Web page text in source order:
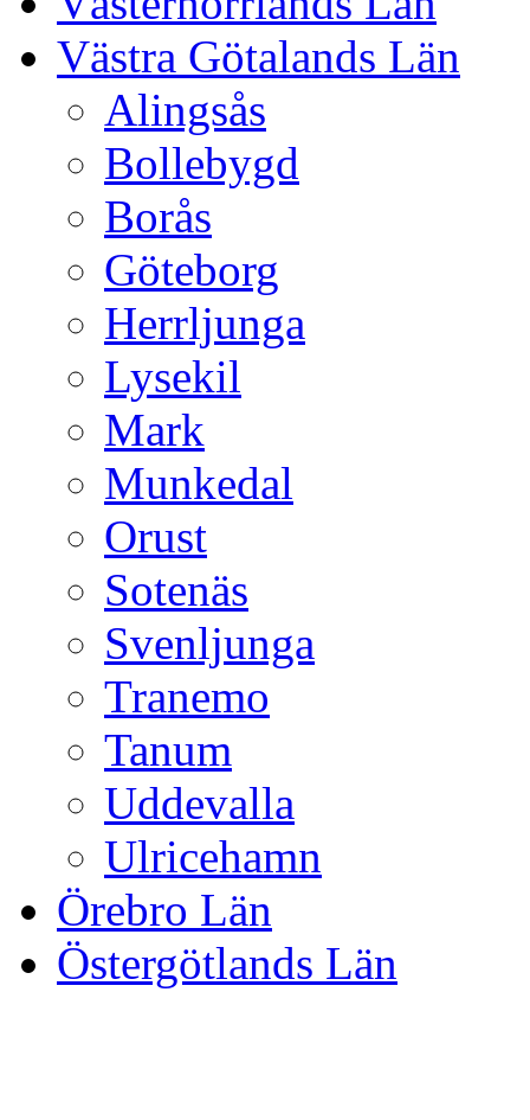
Västra Götalands Län
Alingsås
Bollebygd
Borås
Göteborg
Herrljunga
Lysekil
Mark
Munkedal
Orust
Sotenäs
Svenljunga
Tranemo
Tanum
Uddevalla
Ulricehamn
Örebro Län
Östergötlands Län